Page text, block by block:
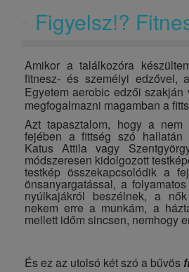
Figyelsz!?
Amikor a találkozóra
fitnesz- és személyi edzővel,
Egyetem aerobic edzői szakján
megfogalmazni magamban a
Azt tapasztalom, hogy a nem
fejében a fittség szó hallatán
Katus Attila vagy
módszeresen kidolgozott
testkép összekapcsolódik a
önsanyargatással, a
nyúlkajákról beszélnek, a
nekem erre a munkám, a
mellett időm sincsen, nemhogy
És ez az utolsó két szó a bűvös